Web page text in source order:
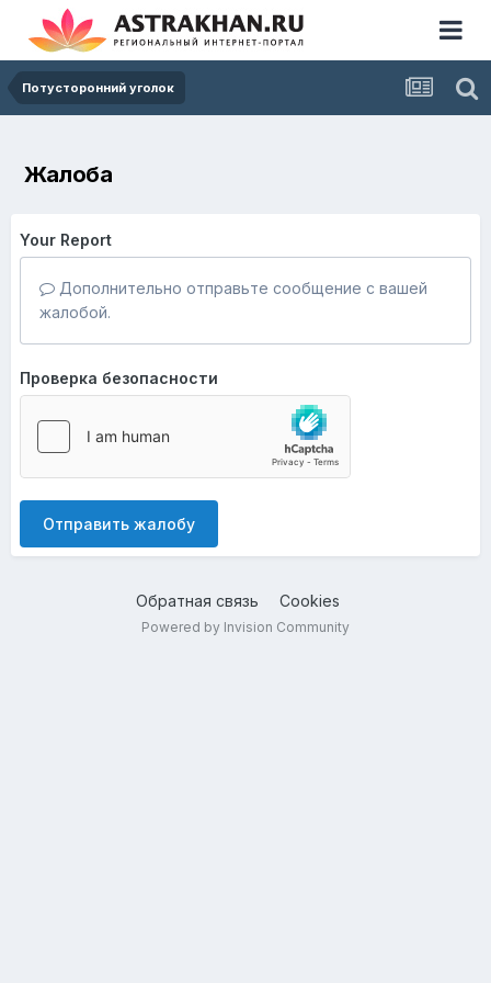
Потусторонний уголок
Жалоба
Your Report
Дополнительно отправьте сообщение с вашей
жалобой.
Проверка безопасности
Отправить жалобу
Обратная связь Cookies
Powered by Invision Community